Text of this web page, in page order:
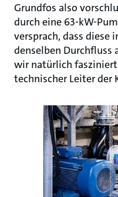
Grundfos also
durch eine 63-kW-
versprach, dass diese
denselben Durchfluss
wir natürlich
technischer Leiter der